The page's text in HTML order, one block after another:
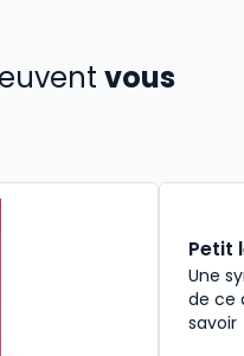
vous
Petit
Une
de ce
savoir